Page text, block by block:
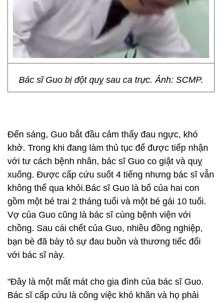
Bác sĩ Guo bị đột quỵ sau ca trực. Ảnh: SCMP.
Đến sáng, Guo bắt đầu cảm thấy đau ngực, khó
khở. Trong khi đang làm thủ tục để được tiếp nhận
với tư cách bệnh nhân, bác sĩ Guo co giật và quỵ
xuống. Được cấp cứu suốt 4 tiếng nhưng bác sĩ vẫn
không thể qua khỏi.Bác sĩ Guo là bố của hai con
gồm một bé trai 2 tháng tuổi và một bé gái 10 tuổi.
Vợ của Guo cũng là bác sĩ cùng bệnh viện với
chồng. Sau cái chết của Guo, nhiều đồng nghiệp,
bạn bè đã bày tỏ sự đau buồn và thương tiếc đối
với bác sĩ này.
"Đây là một mất mát cho gia đình của bác sĩ Guo.
Bác sĩ cấp cứu là công việc khó khăn và họ phải